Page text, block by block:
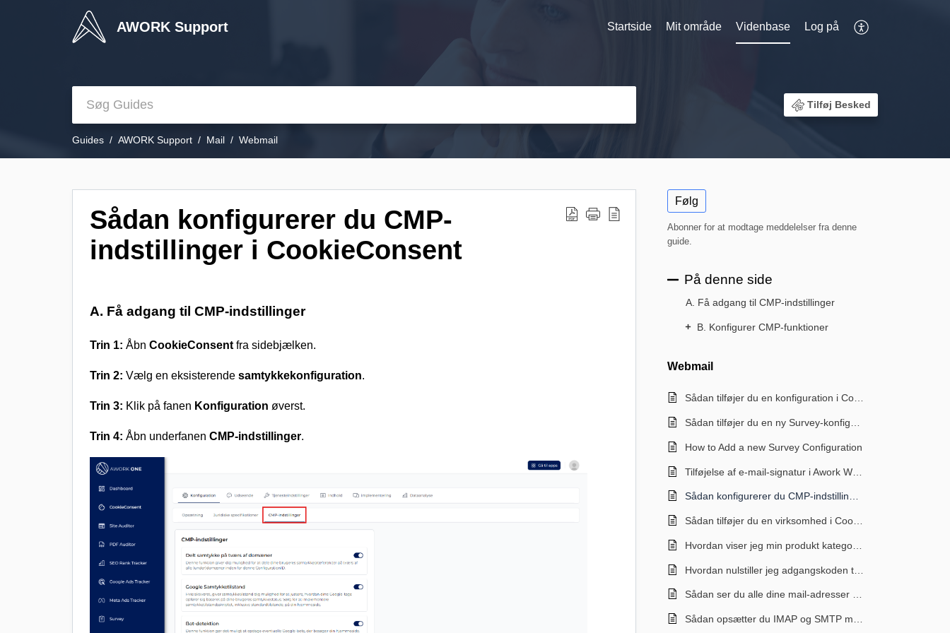
AWORK Support Startside Mit område Videnbase Log på
Tilføj Besked
Guides AWORK Support Mail Webmail
Sådan konfigurerer du CMP-
indstillinger i CookieConsent
A. Få adgang til CMP-indstillinger
Trin 1: Åbn CookieConsent fra sidebjælken.
Trin 2: Vælg en eksisterende samtykkekonfiguration.
Trin 3: Klik på fanen Konfiguration øverst.
Trin 4: Åbn underfanen CMP-indstillinger.
Følg
Abonner for at modtage meddelelser fra denne
guide.
På denne side
A. Få adgang til CMP-indstillinger
B. Konfigurer CMP-funktioner
Webmail
Sådan tilføjer du en konfiguration i CookieConsent
How to Add a new Survey Configuration
Sådan konfigurerer du CMP-indstillinger i CookieConsent
Sådan ser du alle dine mail-adresser i AWORK Mail Portal